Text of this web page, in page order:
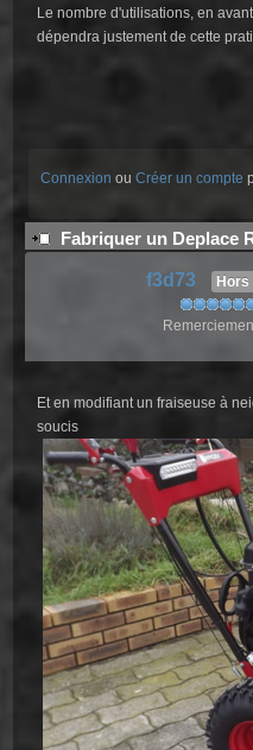
Le nombre d'utilisations, en
dépendra justement de cette
Connexion ouCréer un compte
Fabriquer un Deplace
f3d73 Hors
Et en modifiant un fraiseuse à
soucis